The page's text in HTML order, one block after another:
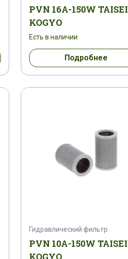
PVN 16A-150W TAISEI
KOGYO
Есть в наличии
Подробнее
Гидравлический фильтр
PVN 10A-150W TAISEI